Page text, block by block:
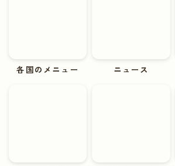
各国のメニュー ニュース